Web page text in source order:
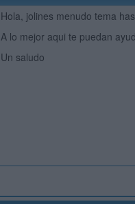
Hola, jolines menudo tema
A lo mejor aqui te puedan
Un saludo